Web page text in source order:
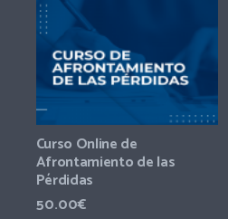
Curso Online de
Afrontamiento de las
Pérdidas
50.00€